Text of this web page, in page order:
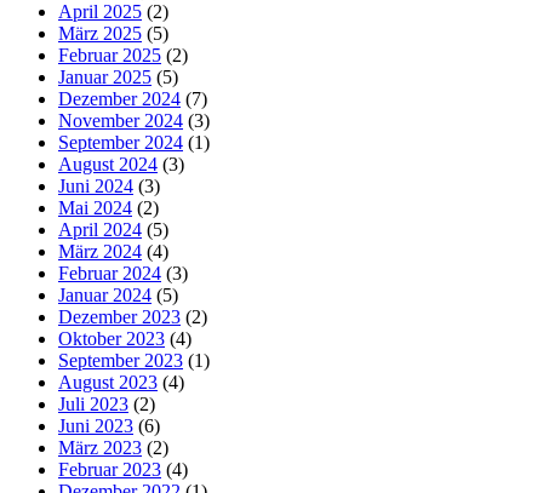
April 2025 (2)
März 2025 (5)
Februar 2025 (2)
Januar 2025 (5)
Dezember 2024 (7)
November 2024 (3)
September 2024 (1)
August 2024 (3)
Juni 2024 (3)
Mai 2024 (2)
April 2024 (5)
März 2024 (4)
Februar 2024 (3)
Januar 2024 (5)
Dezember 2023 (2)
Oktober 2023 (4)
September 2023 (1)
August 2023 (4)
Juli 2023 (2)
Juni 2023 (6)
März 2023 (2)
Februar 2023 (4)